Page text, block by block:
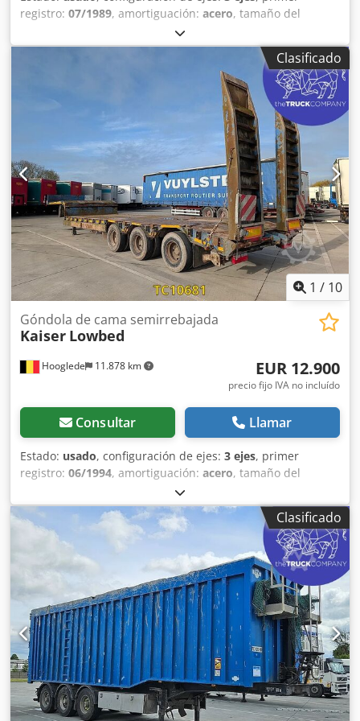
registro: 07/1989, amortiguación: acero, tamaño del
, color:
1989, Configuración de ejes Medida de neumáticos: 235/75
R17.5 Frenos: frenos de tambor Suspensión: suspensión
de ballestas Eje trasero 1: banda de rodadura del
neumático izquierdo: 60%; derecho: 40% Eje trasero 2:
banda de rodadura del neumático izquierdo: 80%;
derecho: 80% Eje trasero 3: banda de rodadura del
neumático izquierdo: 45%; derecho: 50% Pesos Peso en
vacío: 9.400 kg Carga útil: 24.600 kg Peso bruto total:
34.000 kg Estado Daños: ninguno Cedpfx Aozrbphepnerf
Clasificado
1 / 10
Hooglede 11.878 km
Góndola de cama semirrebajada
Kaiser Lowbed
EUR 12.900
precio fijo IVA no incluído
Consultar Llamar
Estado: usado, configuración de ejes: 3 ejes, primer
registro: 06/1994, amortiguación: acero, tamaño del
otro
Configuración del eje Medida de neumáticos: 9.5r17.5
Frenos: Frenos de tambor Suspensión: Ballestas Eje trasero
1: Doble neumático; Profundidad de dibujo izquierdo
interior: 3 mm; Profundidad de dibujo izquierdo exterior: 8
mm; Profundidad de dibujo derecho interior: 3 mm;
Profundidad de dibujo derecho exterior: 5 mm
Credpfezrbmysx Apnef Eje trasero 2: Doble neumático;
Profundidad de dibujo izquierdo interior: 6 mm;
Profundidad de dibujo izquierdo exterior: 6 mm;
Profundidad de dibujo derecho interior: 6 mm;
Profundidad de dibujo derecho exterior: 6 mm Eje trasero
3: Doble neumático; Eje direccional; Profundidad de dibujo
izquierdo interior: 3 mm; Profundidad de dibujo izquierdo
Clasificado